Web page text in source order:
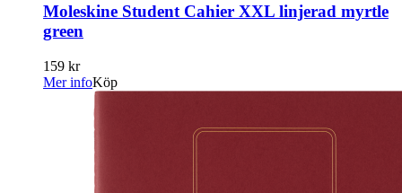
Moleskine Student Cahier XXL linjerad myrtle
green
159 kr
Mer infoKöp